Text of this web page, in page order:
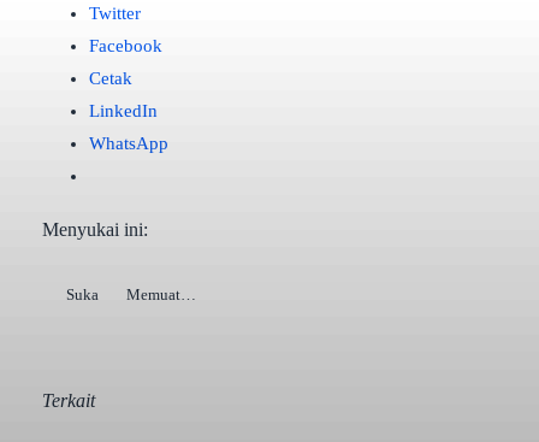
Twitter
Facebook
Cetak
LinkedIn
WhatsApp
Menyukai ini:
Suka Memuat…
Terkait